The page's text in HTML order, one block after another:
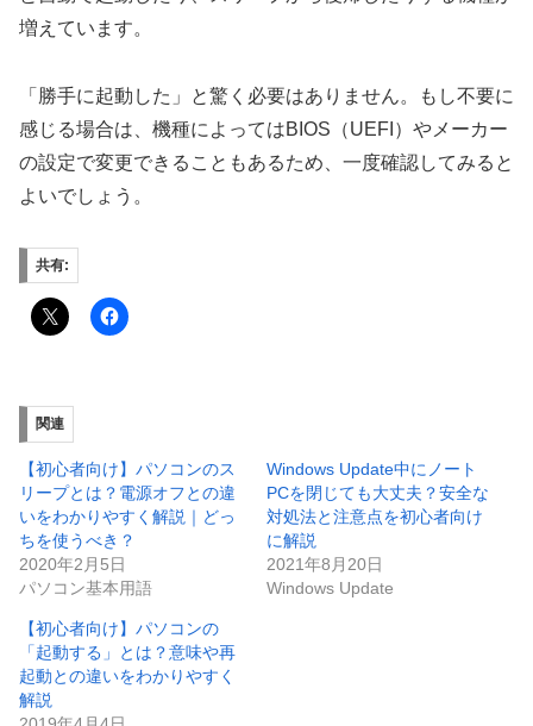
増えています。
「勝手に起動した」と驚く必要はありません。もし不要に
感じる場合は、機種によってはBIOS（UEFI）やメーカー
の設定で変更できることもあるため、一度確認してみると
よいでしょう。
共有:
関連
【初心者向け】パソコンのス
リープとは？電源オフとの違
いをわかりやすく解説｜どっ
ちを使うべき？
2020年2月5日
パソコン基本用語
Windows Update中にノート
PCを閉じても大丈夫？安全な
対処法と注意点を初心者向け
に解説
2021年8月20日
Windows Update
【初心者向け】パソコンの
「起動する」とは？意味や再
起動との違いをわかりやすく
解説